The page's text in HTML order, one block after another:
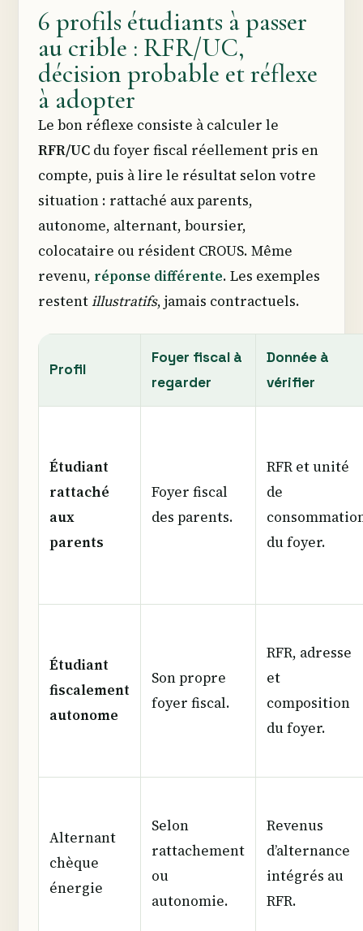
6 profils étudiants à passer
au crible : RFR/UC,
décision probable et réflexe
à adopter
Le bon réflexe consiste à calculer le
RFR/UC du foyer fiscal réellement pris en
compte, puis à lire le résultat selon votre
situation : rattaché aux parents,
autonome, alternant, boursier,
colocataire ou résident CROUS. Même
revenu, réponse différente. Les exemples
restentillustratifs, jamais contractuels.
Profil
Foyer fiscal à
regarder
Donnée à
vérifier
Étudiant
rattaché
aux
parents
Foyer fiscal
des parents.
RFR et unité
de
du foyer.
Étudiant
fiscalement
autonome
Son propre
foyer fiscal.
RFR, adresse
et
composition
du foyer.
Alternant
chèque
énergie
Selon
rattachement
ou
autonomie.
Revenus
d’alternance
intégrés au
RFR.